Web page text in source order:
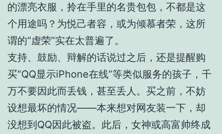
的漂亮衣服，拎在手里的名贵包包，不都是这
个用途吗？为悦己者容，或为倾慕者荣，这所
谓的“虚荣”实在太普遍了。
支持、鼓励、辩解的话说过之后，还是提醒购
买“QQ显示iPhone在线”等类似服务的孩子，千
万不要因此而丢钱，甚至丢人。买之前，不妨
设想最坏的情况——本来想对网友装一下，却
没想到QQ因此被盗。此后，女神或高富帅终成